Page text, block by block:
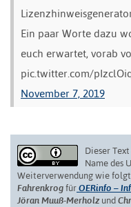
Ein paar Worte dazu
euch erwartet, vorab
pic.twitter.com/
November 7, 2019
Dieser
Name des
Weiterverwendung wie
Fahrenkrog für OERinfo –
Jöran Muuß-Merholz und